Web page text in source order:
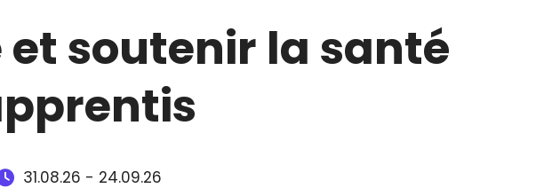
soutenir la santé
31.08.26 - 24.09.26